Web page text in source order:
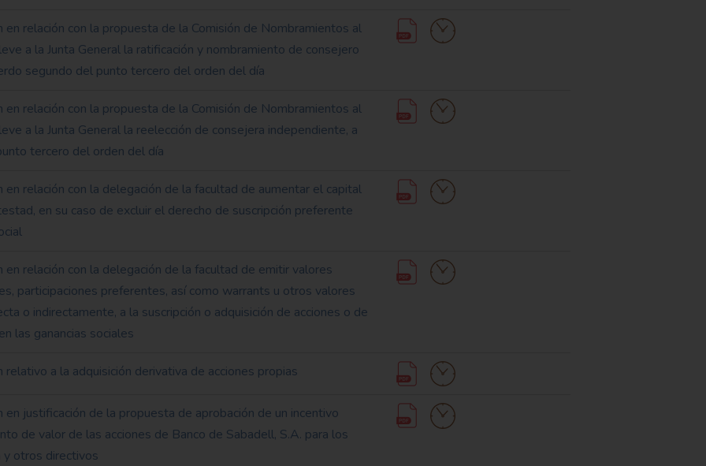
relación con la propuesta de la Comisión de Nombramientos al
a la Junta General la ratificación y nombramiento de consejero
segundo del punto tercero del orden del día
relación con la propuesta de la Comisión de Nombramientos al
a la Junta General la reelección de consejera independiente, a
tercero del orden del día
relación con la delegación de la facultad de aumentar el capital
en su caso de excluir el derecho de suscripción preferente
relación con la delegación de la facultad de emitir valores
participaciones preferentes, así como warrants u otros valores
o indirectamente, a la suscripción o adquisición de acciones o de
las ganancias sociales
a la adquisición derivativa de acciones propias
justificación de la propuesta de aprobación de un incentivo
de valor de las acciones de Banco de Sabadell, S.A. para los
y otros directivos